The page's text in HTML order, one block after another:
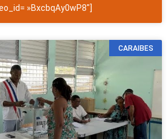
»BxcbqAy0wP8″]
CARAIBES